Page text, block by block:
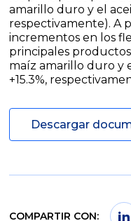
amarillo duro y el
respectivamente). A
incrementos en los
principales
maíz amarillo duro y
+15.3%,
Descargar
COMPARTIR CON: